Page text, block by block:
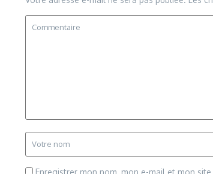
Enregistrer mon nom, mon e-mail et mon